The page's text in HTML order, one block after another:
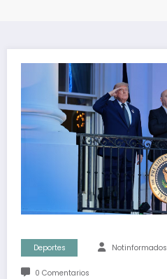
Deportes Notinformados
0 Comentarios